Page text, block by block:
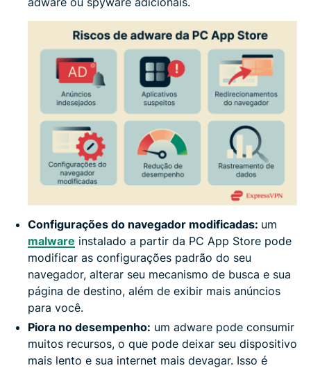
Configurações do navegador modificadas: um
malware instalado a partir da PC App Store pode
modificar as configurações padrão do seu
navegador, alterar seu mecanismo de busca e sua
página de destino, além de exibir mais anúncios
para você.
Piora no desempenho: um adware pode consumir
muitos recursos, o que pode deixar seu dispositivo
mais lento e sua internet mais devagar. Isso é